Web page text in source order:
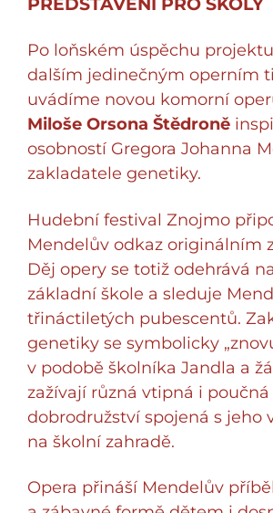
Po loňském úspěchu
dalším jedinečným operním
uvádíme novou komorní
Miloše Orsona Štědroně
osobností Gregora Johanna
zakladatele genetiky.
Hudební festival Znojmo
Mendelův odkaz originálním
Děj opery se totiž odehrává
základní škole a sleduje
třináctiletých pubescentů.
genetiky se symbolicky
v podobě školníka Jandla a
zažívají různá vtipná i poučná
dobrodružství spojená s jeho
na školní zahradě.
Opera přináší Mendelův